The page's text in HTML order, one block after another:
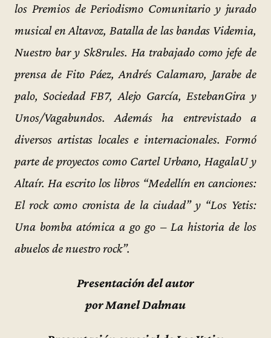
los Premios de Periodismo Comunitario y jurado
musical en Altavoz, Batalla de las bandas Videmia,
Nuestro bar y Sk8rules. Ha trabajado como jefe de
prensa de Fito Páez, Andrés Calamaro, Jarabe de
palo, Sociedad FB7, Alejo García, EstebanGira y
Unos/Vagabundos. Además ha entrevistado a
diversos artistas locales e internacionales. Formó
parte de proyectos como Cartel Urbano, HagalaU y
Altaír. Ha escrito los libros “Medellín en canciones:
El rock como cronista de la ciudad” y “Los Yetis:
Una bomba atómica a go go – La historia de los
abuelos de nuestro rock”.
Presentación del autor
por Manel Dalmau